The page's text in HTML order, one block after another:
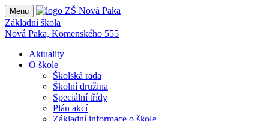
Menu
Základní škola
Nová Paka, Komenského 555
Aktuality
O škole
Školská rada
Školní družina
Speciální třídy
Plán akcí
Základní informace o škole